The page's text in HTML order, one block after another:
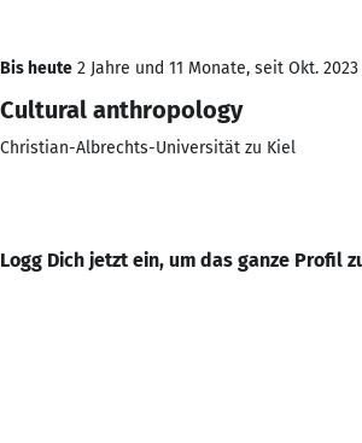
Bis heute 2 Jahre und 11 Monate, seit Okt. 2023
Cultural anthropology
Christian-Albrechts-Universität zu Kiel
Logg Dich jetzt ein, um das ganze Profil